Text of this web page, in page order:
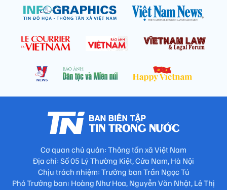
Cơ quan chủ quản: Thông tấn xã Việt Nam
Địa chỉ: Số 05 Lý Thường Kiệt, Cửa Nam, Hà Nội
Chịu trách nhiệm: Trưởng ban Trần Ngọc Tú
Phó Trưởng ban: Hoàng Như Hoa, Nguyễn Văn Nhật, Lê Thị